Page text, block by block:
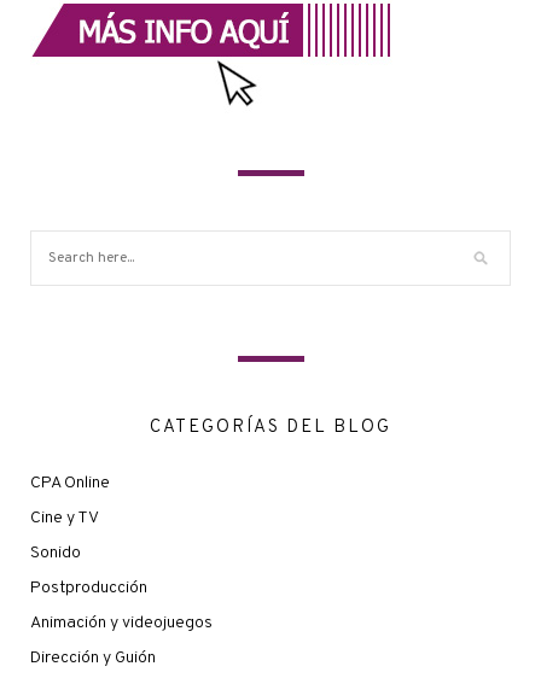
CATEGORÍAS DEL BLOG
CPA Online
Cine y TV
Sonido
Postproducción
Animación y videojuegos
Dirección y Guión